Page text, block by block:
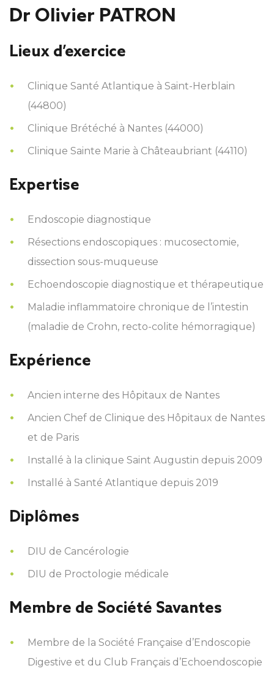
Dr Olivier PATRON
Lieux d’exercice
Clinique Santé Atlantique à Saint-Herblain
(44800)
Clinique Brétéché à Nantes (44000)
Clinique Sainte Marie à Châteaubriant (44110)
Expertise
Endoscopie diagnostique
Résections endoscopiques : mucosectomie,
dissection sous-muqueuse
Echoendoscopie diagnostique et thérapeutique
Maladie inflammatoire chronique de l’intestin
(maladie de Crohn, recto-colite hémorragique)
Expérience
Ancien interne des Hôpitaux de Nantes
Ancien Chef de Clinique des Hôpitaux de Nantes
et de Paris
Installé à la clinique Saint Augustin depuis 2009
Installé à Santé Atlantique depuis 2019
Diplômes
DIU de Cancérologie
DIU de Proctologie médicale
Membre de Société Savantes
Membre de la Société Française d’Endoscopie
Digestive et du Club Français d’Echoendoscopie